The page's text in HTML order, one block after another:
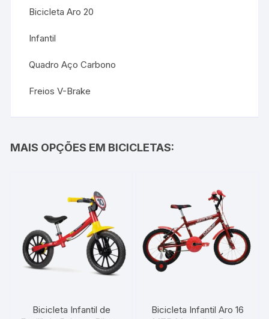
Bicicleta Aro 20
Infantil
Quadro Aço Carbono
Freios V-Brake
MAIS OPÇÕES EM BICICLETAS:
Bicicleta Infantil de
Bicicleta Infantil Aro 16